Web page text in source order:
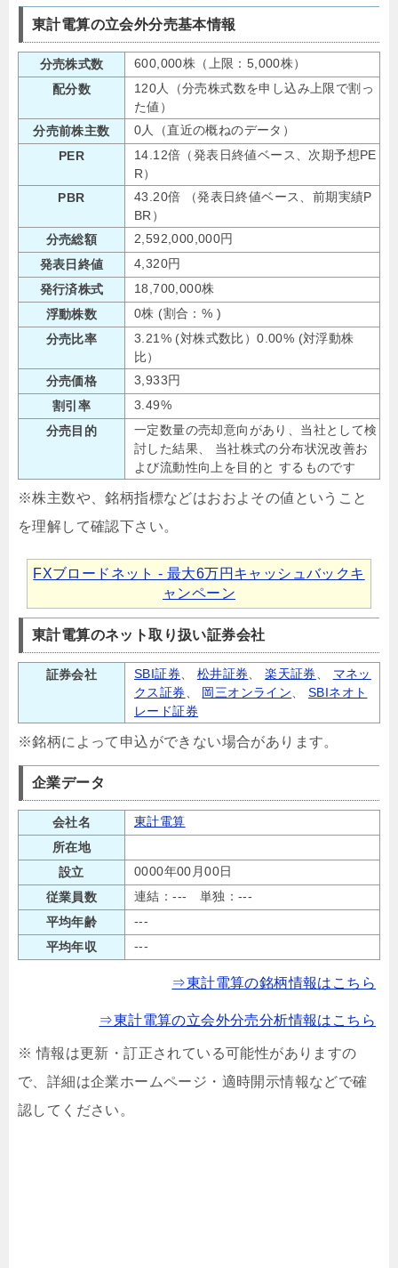
東計電算の立会外分売基本情報
分売株式数
600,000株（上限：5,000株）
配分数
120人（分売株式数を申し込み上限で割っ
た値）
分売前株主数
0人（直近の概ねのデータ）
PER
14.12倍（発表日終値ベース、次期予想PE
R）
PBR
43.20倍 （発表日終値ベース、前期実績P
BR）
分売総額
2,592,000,000円
発表日終値
4,320円
発行済株式
18,700,000株
浮動株数
0株 (割合：% )
分売比率
3.21% (対株式数比）0.00% (対浮動株
比）
分売価格
3,933円
割引率
3.49%
分売目的
一定数量の売却意向があり、当社として検
討した結果、 当社株式の分布状況改善お
よび流動性向上を目的と するものです
※株主数や、銘柄指標などはおおよその値ということ
を理解して確認下さい。
FXブロードネット - 最大6万円キャッシュバックキ
ャンペーン
東計電算のネット取り扱い証券会社
証券会社 SBI証券 松井証券 、楽天証券
マネッ
クス証券
岡三オンライン 、SBIネオト
レード証券
※銘柄によって申込ができない場合があります。
企業データ
会社名
東計電算
所在地
設立
0000年00月00日
従業員数
連結：--- 単独：---
平均年齢
---
平均年収
---
⇒東計電算の銘柄情報はこちら
⇒東計電算の立会外分売分析情報はこちら
※ 情報は更新・訂正されている可能性がありますの
で、詳細は企業ホームページ・適時開示情報などで確
認してください。